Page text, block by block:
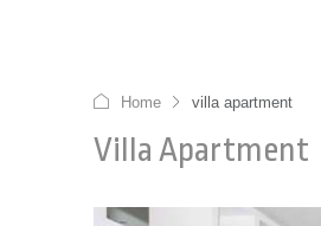
Home villa apartment
Villa Apartment